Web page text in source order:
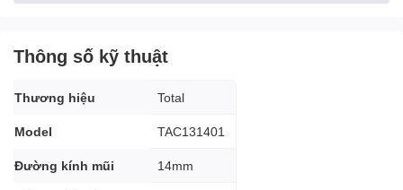
Thông số kỹ thuật
Thương hiệu Total
Model TAC131401
Đường kính mũi 14mm